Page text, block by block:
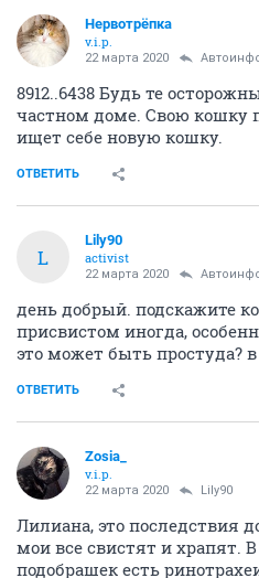
Нервотрёпка
v.i.p.
22 марта 2020
8912..6438 Будь те
частном доме. Свою кошку
ищет себе новую кошку.
ОТВЕТИТЬ
L
Lily90
activist
22 марта 2020
день добрый. подскажите
присвистом иногда,
это может быть простуда?
ОТВЕТИТЬ
Zosia_
v.i.p.
22 марта 2020 Lily90
Лилиана, это последствия
мои все свистят и храпят.
подобрашек есть